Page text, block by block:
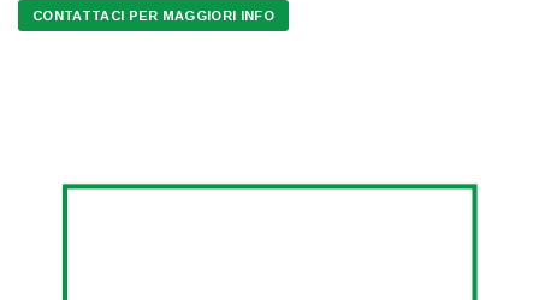
CONTATTACI PER MAGGIORI INFO